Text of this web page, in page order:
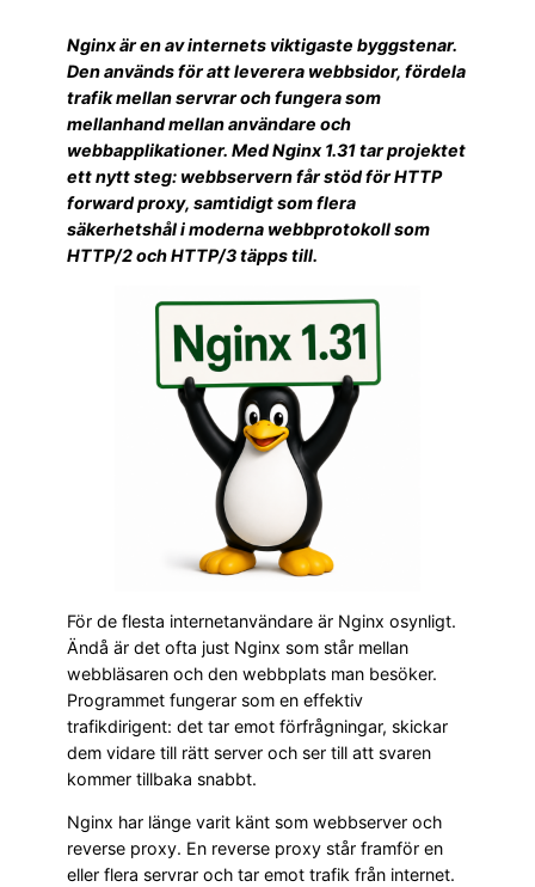
Nginx är en av internets viktigaste byggstenar.
Den används för att leverera webbsidor, fördela
trafik mellan servrar och fungera som
mellanhand mellan användare och
webbapplikationer. Med Nginx 1.31 tar projektet
ett nytt steg: webbservern får stöd för HTTP
forward proxy, samtidigt som flera
säkerhetshål i moderna webbprotokoll som
HTTP/2 och HTTP/3 täpps till.
För de flesta internetanvändare är Nginx osynligt.
Ändå är det ofta just Nginx som står mellan
webbläsaren och den webbplats man besöker.
Programmet fungerar som en effektiv
trafikdirigent: det tar emot förfrågningar, skickar
dem vidare till rätt server och ser till att svaren
kommer tillbaka snabbt.
Nginx har länge varit känt som webbserver och
reverse proxy. En reverse proxy står framför en
eller flera servrar och tar emot trafik från internet.